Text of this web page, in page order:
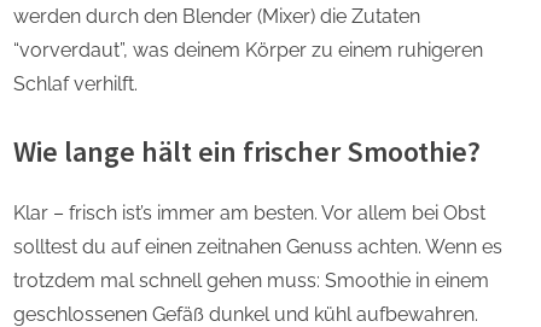
werden durch den Blender (Mixer) die Zutaten
“vorverdaut”, was deinem Körper zu einem ruhigeren
Schlaf verhilft.
Wie lange hält ein frischer Smoothie?
Klar – frisch ist’s immer am besten. Vor allem bei Obst
solltest du auf einen zeitnahen Genuss achten. Wenn es
trotzdem mal schnell gehen muss: Smoothie in einem
geschlossenen Gefäß dunkel und kühl aufbewahren.